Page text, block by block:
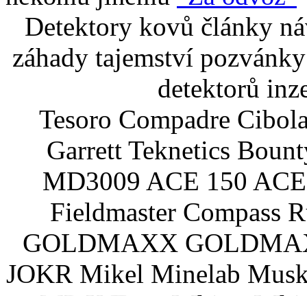
Detektory kovů články
záhady tajemství
detektorů
Tesoro Compadre
Garrett Teknetics
MD3009 ACE 150
Fieldmaster Compass
GOLDMAXX
JOKR Mikel Minelab